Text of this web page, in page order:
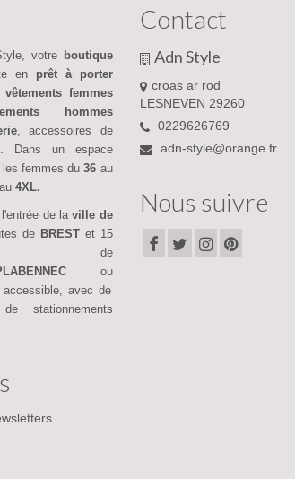
votre boutique
en prêt à porter
vêtements femmes
hommes
, accessoires de
. Dans un espace
les femmes du36 au
au 4XL.
de laville de
de BRESTet 15
de
ou
accessible, avec de
stationnements
Contact
Adn Style
croas ar rod
LESNEVEN 29260
0229626769
adn-style@orange.fr
Nous suivre